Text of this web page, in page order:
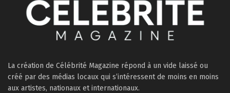
La création de Célébrité Magazine répond à un vide laissé ou
créé par des médias locaux qui s’intéressent de moins en moins
aux artistes, nationaux et internationaux.